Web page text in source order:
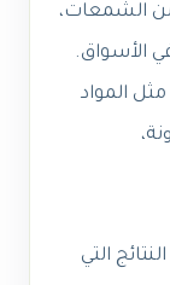
من الشمعات،
الأسواق.
المواد
التي